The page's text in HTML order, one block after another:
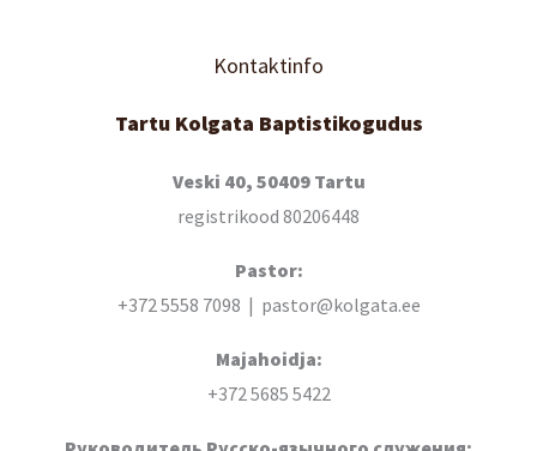
Kontaktinfo
Tartu Kolgata Baptistikogudus
Veski 40, 50409 Tartu
registrikood 80206448
Pastor:
+372 5558 7098 | pastor@kolgata.ee
Majahoidja:
+372 5685 5422